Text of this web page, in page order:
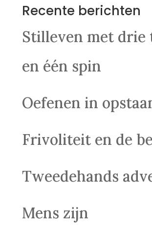
Recente berichten
Stilleven met drie
en één spin
Oefenen in
Frivoliteit en de
Tweedehands
Mens zijn